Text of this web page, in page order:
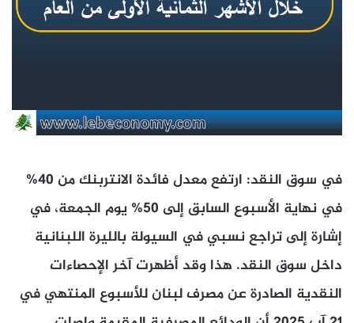
في سوق النقد: ارتفع معدل فائدة الانتربنك من 40%
في نهاية الأسبوع السابق إلى 50% يوم الجمعة، في
إشارة إلى تراجع نسبي في السيولة بالليرة اللبنانية
داخل سوق النقد. هذا وقد أظهرت آخر الإحصاءات
النقدية الصادرة عن مصرف لبنان للأسبوع المنتهي في